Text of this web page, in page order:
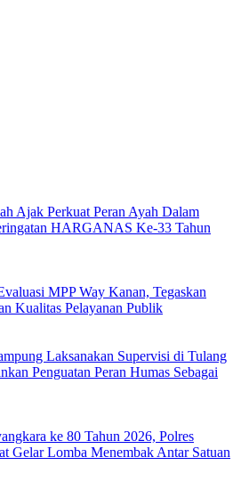
Ajak Perkuat Peran Ayah Dalam
HARGANAS Ke-33 Tahun
MPP Way Kanan, Tegaskan
Kualitas Pelayanan Publik
Laksanakan Supervisi di Tulang
Penguatan Peran Humas Sebagai
ke 80 Tahun 2026, Polres
Gelar Lomba Menembak Antar Satuan